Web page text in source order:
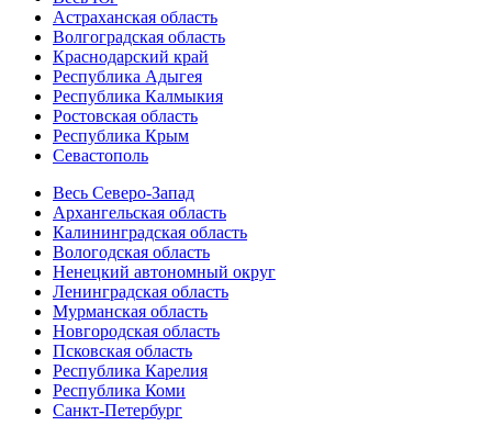
Астраханская область
Волгоградская область
Краснодарский край
Республика Адыгея
Республика Калмыкия
Ростовская область
Республика Крым
Севастополь
Весь Северо-Запад
Архангельская область
Калининградская область
Вологодская область
Ненецкий автономный округ
Ленинградская область
Мурманская область
Новгородская область
Псковская область
Республика Карелия
Республика Коми
Санкт-Петербург